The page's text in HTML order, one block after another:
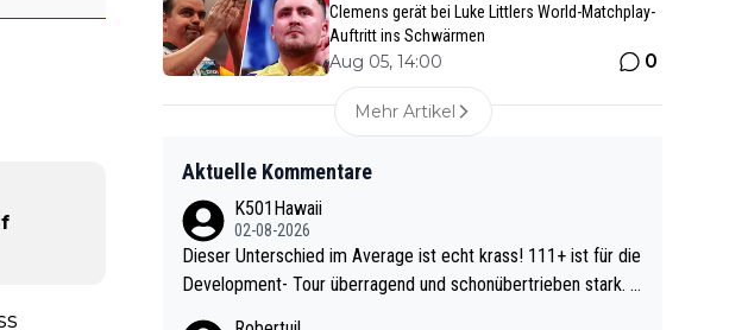
Clemens gerät bei Luke Littlers World-Matchplay-
Auftritt ins Schwärmen
Aug 05, 14:00 0
Mehr Artikel
Aktuelle Kommentare
K501Hawaii
02-08-2026
Dieser Unterschied im Average ist echt krass! 111+ ist für die
Development- Tour überragend und schonübertrieben stark. U